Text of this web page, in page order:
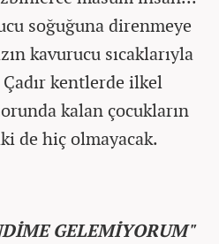
soğuğuna direnmeye
kavurucu sıcaklarıyla
kentlerde ilkel
kalan çocukların
de hiç olmayacak.
GELEMİYORUM"